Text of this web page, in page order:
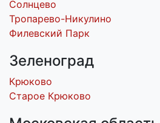
Солнцево
Тропарево-Никулино
Филевский Парк
Зеленоград
Крюково
Старое Крюково